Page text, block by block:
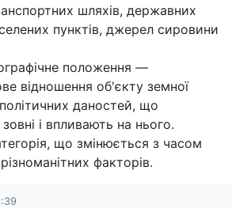
шляхів, державних
пунктів, джерел сировини
положення —
відношення об'єкту земної
даностей, що
і впливають на нього.
що змінюється з часом
факторів.